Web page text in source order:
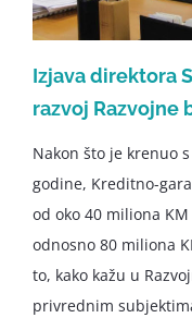
Izjava direktora
razvoj Razvojne
Nakon što je krenuo
godine, Kreditno-
od oko 40 miliona
odnosno 80 miliona
to, kako kažu u
privrednim